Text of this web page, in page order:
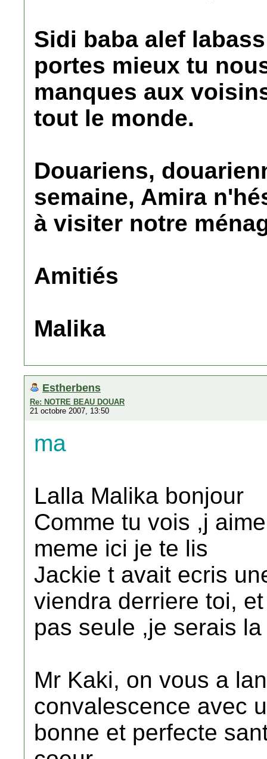
Sidi baba alef
portes mieux tu
manques aux
tout le monde.
Douariens,
semaine, Amira
à visiter notre
Amitiés
Malika
Estherbens
Re: NOTRE BEAU DOUAR
21 octobre 2007, 13:50
ma
Lalla Malika bonjour
Comme tu vois ,j
meme ici je te lis
Jackie t avait ecris
viendra derriere toi,
pas seule ,je serais
Mr Kaki, on vous a
convalescence avec
bonne et perfecte